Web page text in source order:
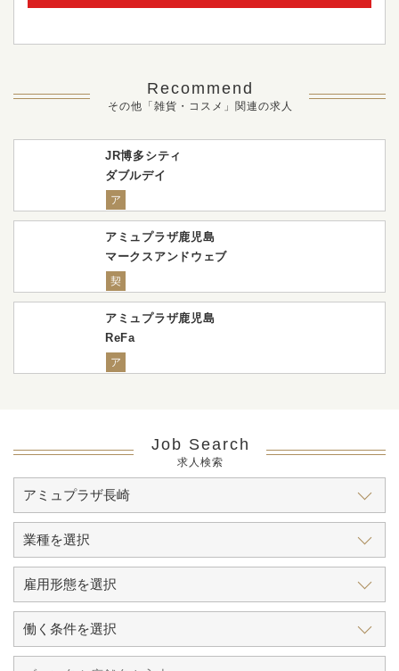
Recommend
その他「雑貨・コスメ」関連の求人
JR博多シティ
ダブルデイ
ア
アミュプラザ鹿児島
マークスアンドウェブ
契
アミュプラザ鹿児島
ReFa
ア
Job Search
求人検索